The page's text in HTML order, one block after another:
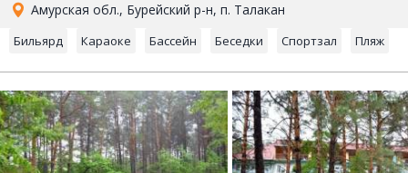
Амурская обл., Бурейский р-н, п. Талакан
Бильярд Караоке Бассейн Беседки Спортзал Пляж